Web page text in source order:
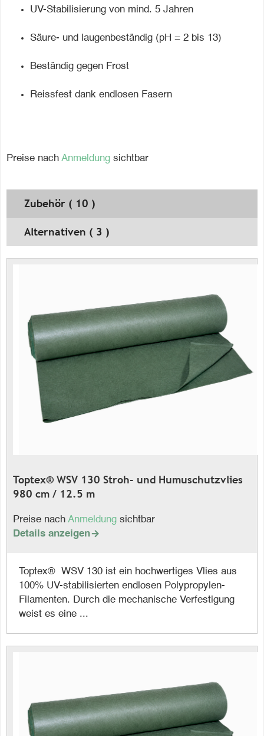
UV-Stabilisierung von mind. 5 Jahren
Säure- und laugenbeständig (pH = 2 bis 13)
Beständig gegen Frost
Reissfest dank endlosen Fasern
Preise nach Anmeldung sichtbar
Zubehör ( 10 )
Alternativen ( 3 )
Toptex® WSV 130 Stroh- und Humuschutzvlies
980 cm / 12.5 m
Preise nach Anmeldung sichtbar
Details anzeigen
Toptex® WSV 130 ist ein hochwertiges Vlies aus
100% UV-stabilisierten endlosen Polypropylen-
Filamenten. Durch die mechanische Verfestigung
weist es eine ...